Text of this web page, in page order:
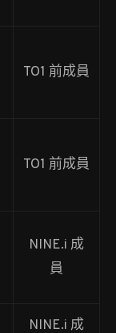
TO1 前成員
TO1 前成員
NINE.i 成
員
NINE.i 成